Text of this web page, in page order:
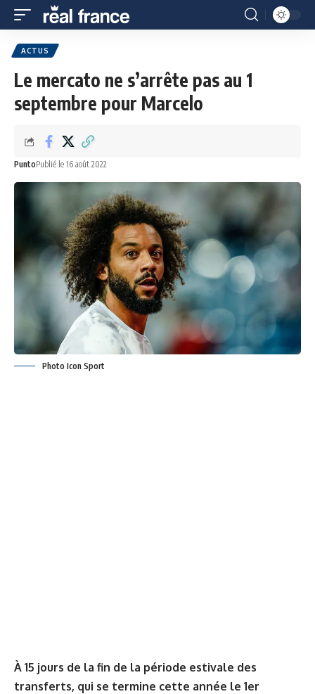
ACTUS
Le mercato ne s’arrête pas au 1
septembre pour Marcelo
PuntoPublié le 16 août 2022
Photo Icon Sport
À 15 jours de la fin de la période estivale des
transferts, qui se termine cette année le 1er